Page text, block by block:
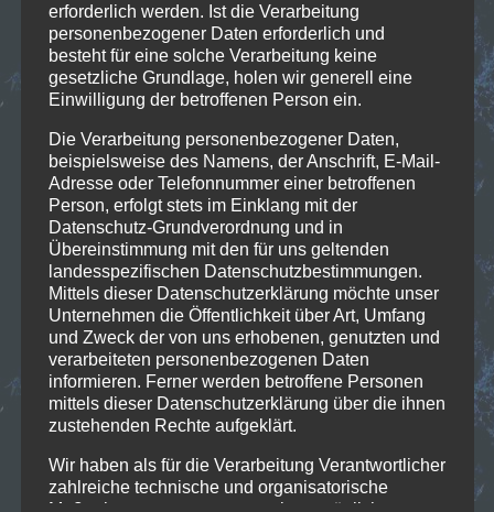
73087 Bad Boll
Telefon 07164 12064
Cavallino
Telefon 07164 147 237
erforderlich werden. Ist die Verarbeitung
personenbezogener Daten erforderlich und
besteht für eine solche Verarbeitung keine
gesetzliche Grundlage, holen wir generell eine
Einwilligung der betroffenen Person ein.
Die Verarbeitung personenbezogener Daten,
beispielsweise des Namens, der Anschrift, E-Mail-
Adresse oder Telefonnummer einer betroffenen
Person, erfolgt stets im Einklang mit der
Datenschutz-Grundverordnung und in
Übereinstimmung mit den für uns geltenden
landesspezifischen Datenschutzbestimmungen.
Mittels dieser Datenschutzerklärung möchte unser
Unternehmen die Öffentlichkeit über Art, Umfang
und Zweck der von uns erhobenen, genutzten und
verarbeiteten personenbezogenen Daten
informieren. Ferner werden betroffene Personen
mittels dieser Datenschutzerklärung über die ihnen
zustehenden Rechte aufgeklärt.
Wir haben als für die Verarbeitung Verantwortlicher
zahlreiche technische und organisatorische